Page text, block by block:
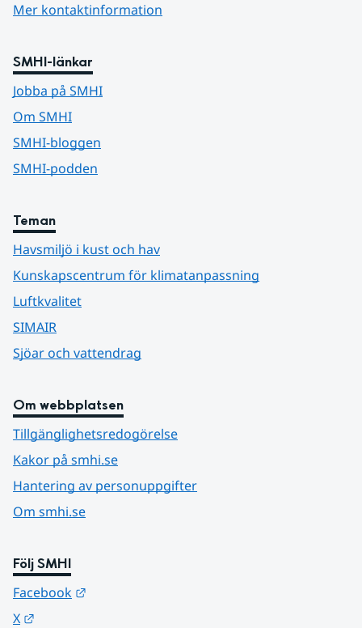
Mer kontaktinformation
SMHI-länkar
Jobba på SMHI
Om SMHI
SMHI-bloggen
SMHI-podden
Teman
Havsmiljö i kust och hav
Kunskapscentrum för klimatanpassning
Luftkvalitet
SIMAIR
Sjöar och vattendrag
Om webbplatsen
Tillgänglighetsredogörelse
Kakor på smhi.se
Hantering av personuppgifter
Om smhi.se
Följ SMHI
Facebook
X